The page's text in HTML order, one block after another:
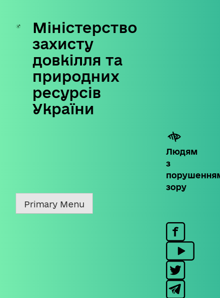
Skip
content
Міністерство
захисту
довкілля та
природних
ресурсів
України
Людям
з
зору
Primary Menu